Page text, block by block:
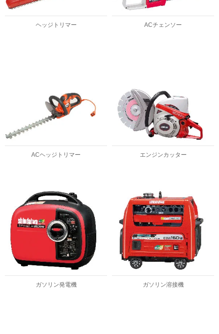
ヘッジトリマー ACチェンソー
ACヘッジトリマー エンジンカッター
ガソリン発電機 ガソリン溶接機